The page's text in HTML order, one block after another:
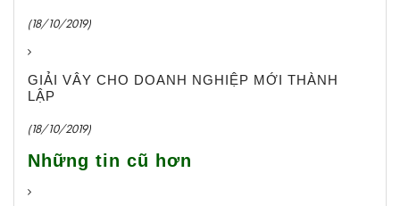
(18/10/2019)
GIẢI VÂY CHO DOANH NGHIỆP MỚI THÀNH
LẬP
(18/10/2019)
Những tin cũ hơn